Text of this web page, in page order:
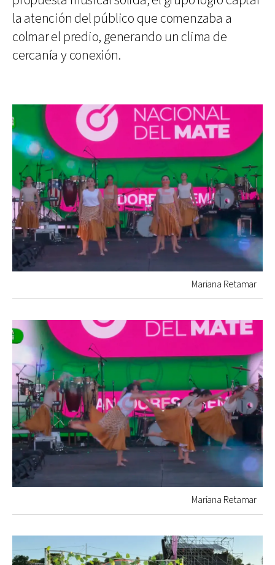
la atención del público que comenzaba a
colmar el predio, generando un clima de
cercanía y conexión.
Mariana Retamar
Mariana Retamar